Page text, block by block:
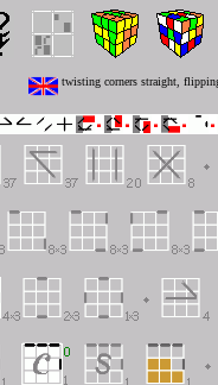
twisting corners straight,